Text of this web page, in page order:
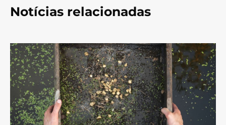
Notícias relacionadas